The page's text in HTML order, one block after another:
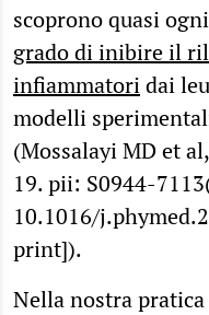
scoprono quasi
grado di inibire il
infiammatoridai
modelli
(Mossalayi MD et
19. pii: S0944-
10.1016/
print]).
Nella nostra